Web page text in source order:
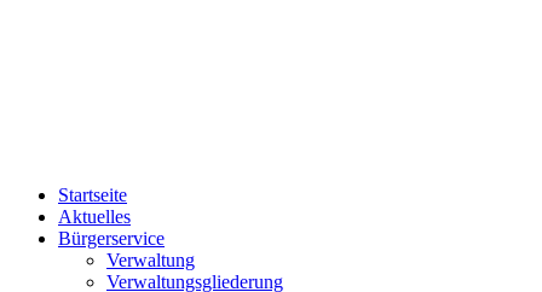
Startseite
Aktuelles
Bürgerservice
Verwaltung
Verwaltungsgliederung